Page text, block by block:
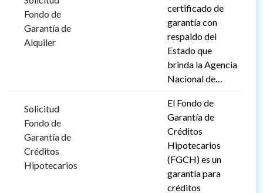
Fondo de
Garantía de
Alquiler
certificado de
garantía con
respaldo del
Estado que
brinda la Agencia
Nacional de…
Solicitud
Fondo de
Garantía de
Créditos
Hipotecarios
El Fondo de
Garantía de
Créditos
Hipotecarios
(FGCH) es un
garantía para
créditos